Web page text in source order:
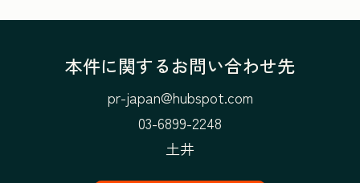
本件に関するお問い合わせ先
pr-japan@hubspot.com
03-6899-2248
土井